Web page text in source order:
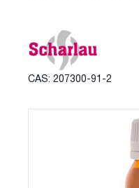
CAS: 207300-91-2